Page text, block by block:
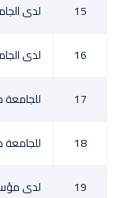
15 لدى
16 لدى
17 للجامعة
18 للجامعة
19 لدى